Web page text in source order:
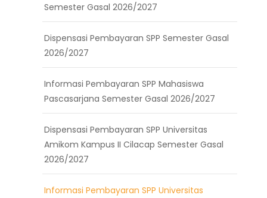
Semester Gasal 2026/2027
Dispensasi Pembayaran SPP Semester Gasal
2026/2027
Informasi Pembayaran SPP Mahasiswa
Pascasarjana Semester Gasal 2026/2027
Dispensasi Pembayaran SPP Universitas
Amikom Kampus II Cilacap Semester Gasal
2026/2027
Informasi Pembayaran SPP Universitas